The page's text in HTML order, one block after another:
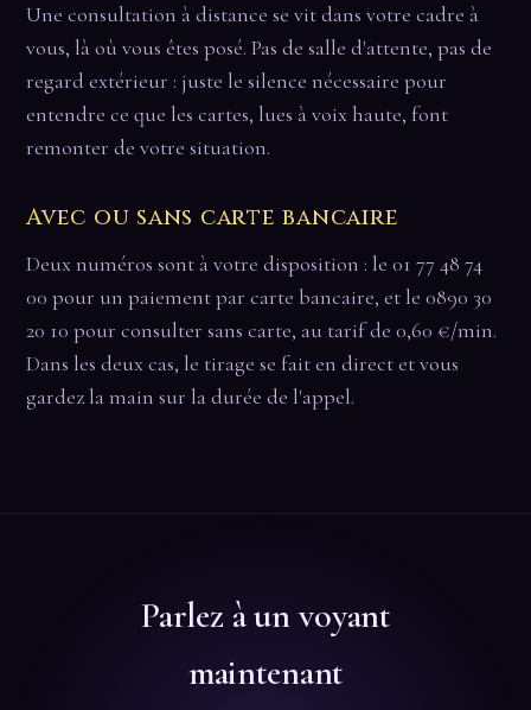
Une consultation à distance se vit dans votre cadre à
vous, là où vous êtes posé. Pas de salle d'attente, pas de
regard extérieur : juste le silence nécessaire pour
entendre ce que les cartes, lues à voix haute, font
remonter de votre situation.
Avec ou sans carte bancaire
Deux numéros sont à votre disposition : le 01 77 48 74
00 pour un paiement par carte bancaire, et le 0890 30
20 10 pour consulter sans carte, au tarif de 0,60 €/min.
Dans les deux cas, le tirage se fait en direct et vous
gardez la main sur la durée de l'appel.
Parlez à un voyant
maintenant